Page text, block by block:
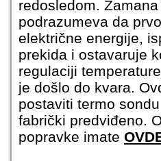
redosledom.
podrazumeva da
električne energije,
prekida i ostavaruje
regulaciji
je došlo do kvara.
postaviti termo
fabrički predviđeno.
popravke imate